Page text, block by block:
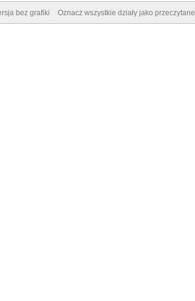
bez grafiki Oznacz wszystkie działy jako przeczytane